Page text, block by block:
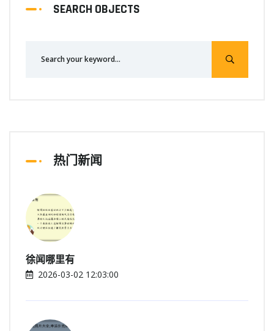
SEARCH OBJECTS
热门新闻
徐闻哪里有
2026-03-02 12:03:00